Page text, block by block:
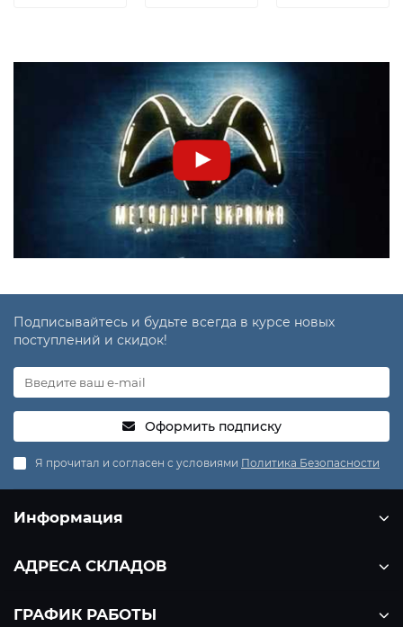
Подписывайтесь и будьте всегда в курсе новых
поступлений и скидок!
Оформить подписку
Я прочитал и согласен с условиями Политика Безопасности
Информация
АДРЕСА СКЛАДОВ
ГРАФИК РАБОТЫ